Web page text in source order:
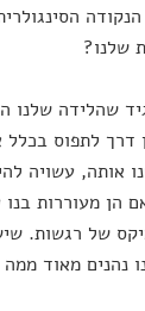
שלנו?
שהלידה שלנו
דרך לתפוס
עשויה
הן מעוררות
של רגשות.
מאוד ממה